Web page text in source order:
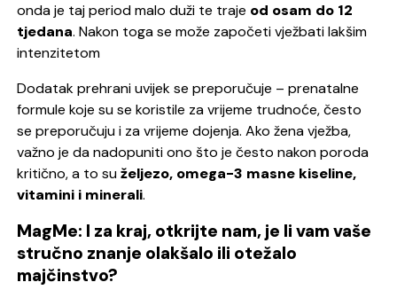
onda je taj period malo duži te traje od osam do 12
tjedana. Nakon toga se može započeti vježbati lakšim
intenzitetom
Dodatak prehrani uvijek se preporučuje – prenatalne
formule koje su se koristile za vrijeme trudnoće, često
se preporučuju i za vrijeme dojenja. Ako žena vježba,
važno je da nadopuniti ono što je često nakon poroda
kritično, a to suželjezo, omega-3 masne kiseline,
vitamini i minerali.
MagMe: I za kraj, otkrijte nam, je li vam vaše
stručno znanje olakšalo ili otežalo
majčinstvo?